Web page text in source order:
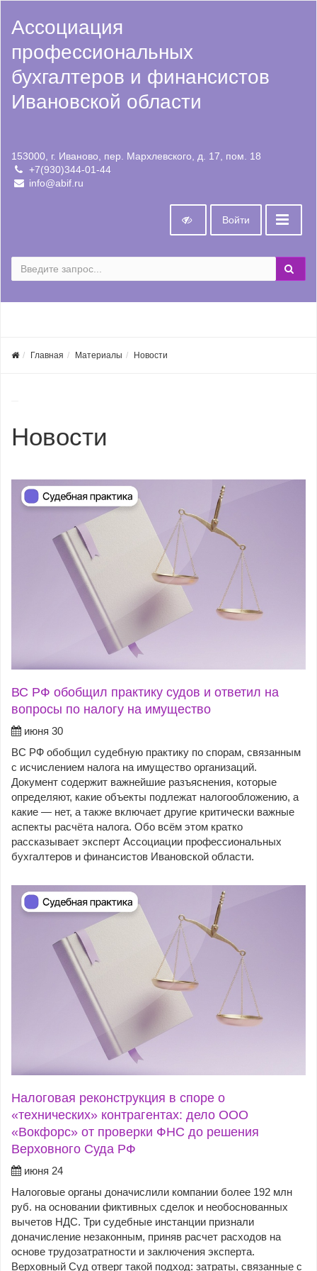
Ассоциация
профессиональных
бухгалтеров и финансистов
Ивановской области
153000, г. Иваново, пер. Мархлевского, д. 17, пом. 18
+7(930)344-01-44
info@abif.ru
Войти
Главная Материалы Новости
Новости
ВС РФ обобщил практику судов и ответил на
вопросы по налогу на имущество
июня 30
ВС РФ обобщил судебную практику по спорам, связанным
с исчислением налога на имущество организаций.
Документ содержит важнейшие разъяснения, которые
определяют, какие объекты подлежат налогообложению, а
какие — нет, а также включает другие критически важные
аспекты расчёта налога. Обо всём этом кратко
рассказывает эксперт Ассоциации профессиональных
бухгалтеров и финансистов Ивановской области.
Налоговая реконструкция в споре о
«технических» контрагентах: дело ООО
«Вокфорс» от проверки ФНС до решения
Верховного Суда РФ
июня 24
Налоговые органы доначислили компании более 192 млн
руб. на основании фиктивных сделок и необоснованных
вычетов НДС. Три судебные инстанции признали
доначисление незаконным, приняв расчет расходов на
основе трудозатратности и заключения эксперта.
Верховный Суд отверг такой подход: затраты, связанные с